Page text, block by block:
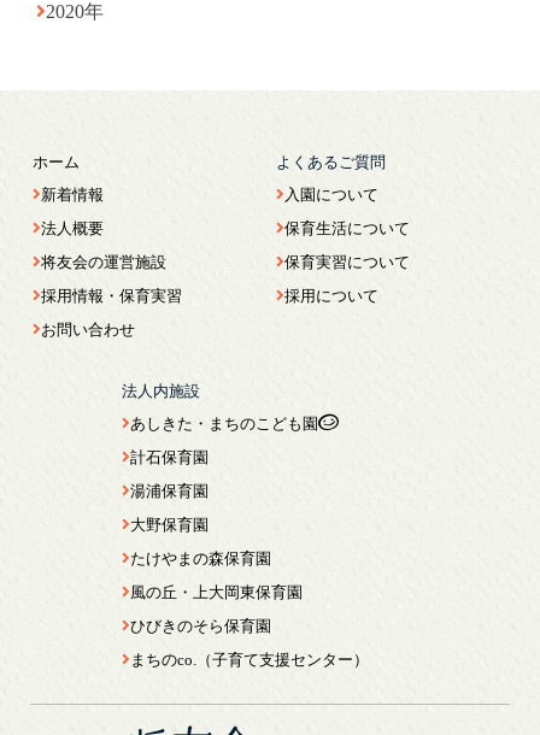
2020年
ホーム
新着情報
法人概要
将友会の運営施設
採用情報・保育実習
お問い合わせ
よくあるご質問
入園について
保育生活について
保育実習について
採用について
法人内施設
あしきた・まちのこども園
計石保育園
湯浦保育園
大野保育園
たけやまの森保育園
風の丘・上大岡東保育園
ひびきのそら保育園
まちのco.（子育て支援センター）